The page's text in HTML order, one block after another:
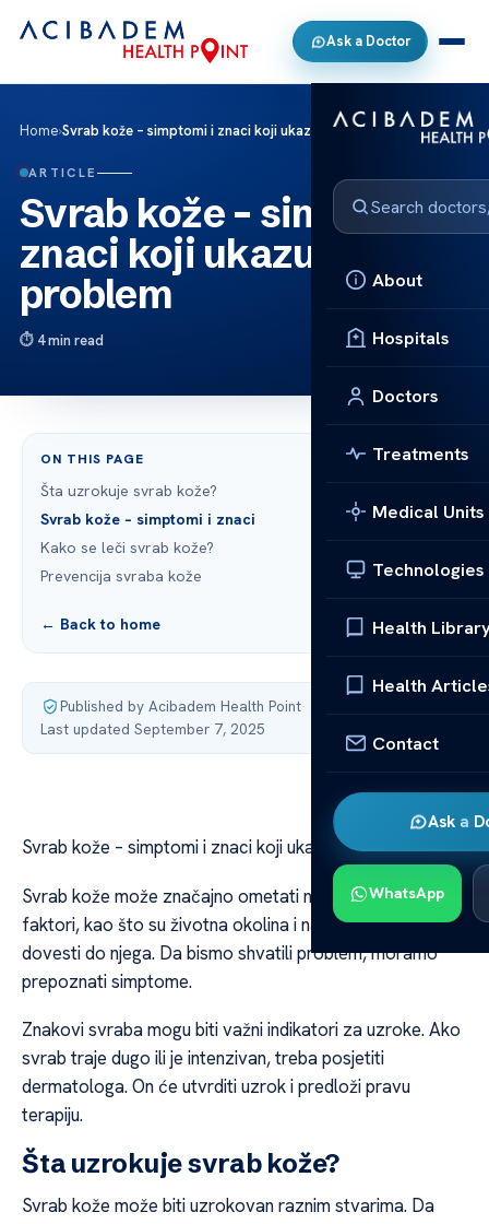
Ask a Doctor
About
Hospitals
Doctors
Treatments
Medical Units
Technologies
Health
Health
Contact
Ask a
WhatsApp
Home›Svrab kože – simptomi i znaci koji ukazuju na problem
ARTICLE
Svrab kože – simptomi i
znaci koji ukazuju na
problem
4 min read
ON THIS PAGE
Šta uzrokuje svrab kože?
Svrab kože – simptomi i znaci
Kako se leči svrab kože?
Prevencija svraba kože
← Back to home
Published by Acibadem Health Point·
Last updated September 7, 2025
Svrab kože – simptomi i znaci koji ukazuju na problem
Svrab kože može značajno ometati naš život. Razni
faktori, kao što su životna okolina i način života, mogu
dovesti do njega. Da bismo shvatili problem, moramo
prepoznati simptome.
Znakovi svraba mogu biti važni indikatori za uzroke. Ako
svrab traje dugo ili je intenzivan, treba posjetiti
dermatologa. On će utvrditi uzrok i predloži pravu
terapiju.
Šta uzrokuje svrab kože?
Svrab kože može biti uzrokovan raznim stvarima. Da